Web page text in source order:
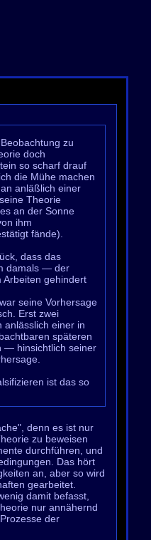
zu
doch
so scharf drauf
die Mühe machen
anläßlich einer
Theorie
an der Sonne
ihm
fände).
dass das
damals — der
gehindert
seine Vorhersage
Erst zwei
anlässlich einer in
späteren
— hinsichtlich seiner
ist das so
denn es ist nur
zu beweisen
durchführen, und
Das hört
an, aber so wird
gearbeitet.
damit befasst,
nur annähernd
der